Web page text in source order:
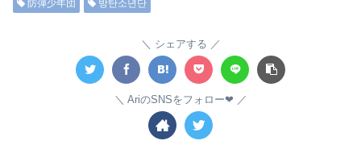
防弾少年団
방탄소년단
シェアする
AriのSNSをフォロー❤︎